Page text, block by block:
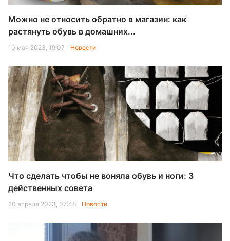
Можно не относить обратно в магазин: как
растянуть обувь в домашних...
10 мая 2023, 19:07 Новости
Что сделать чтобы не воняла обувь и ноги: 3
действенных совета
20 апреля 2023, 07:48 Новости